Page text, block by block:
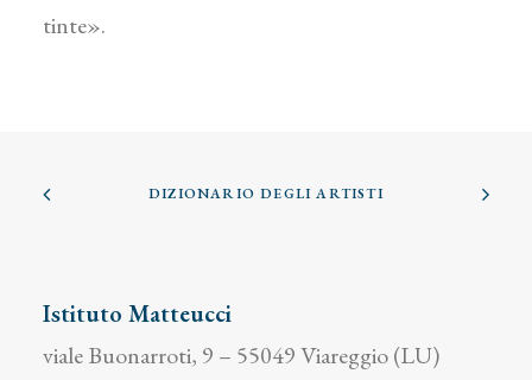
tinte».
DIZIONARIO DEGLI ARTISTI
Istituto Matteucci
viale Buonarroti, 9 – 55049 Viareggio (LU)